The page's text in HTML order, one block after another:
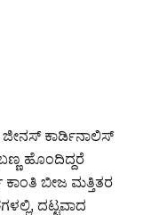
ಜೀನಸ್ ಕಾರ್ಡಿನಾಲಿಸ್
ಹೊಂದಿದ್ದರೆ
ಕಾಂತಿ ಬೀಜ ಮತ್ತಿತರ
ದಟ್ಟವಾದ